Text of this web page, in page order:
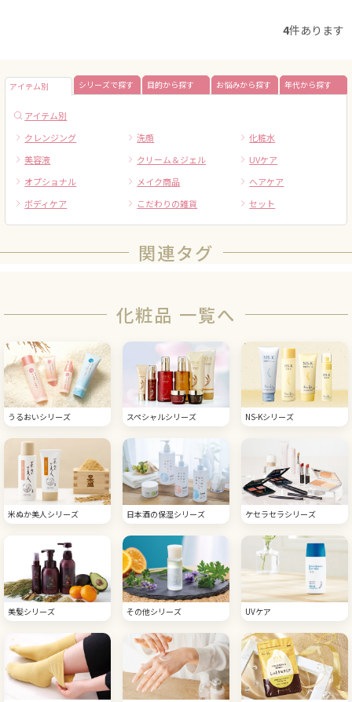
4件あります
アイテム別 シリーズで探す 目的から探す お悩みから探す 年代から探す
アイテム別
クレンジング
洗顔
化粧水
美容液
クリーム＆ジェル
UVケア
オプショナル
メイク商品
ヘアケア
ボディケア
こだわりの雑貨 セット
関連タグ
化粧品 一覧へ
うるおいシリーズ スペシャルシリーズ NS-Kシリーズ
米ぬか美人シリーズ 日本酒の保湿シリーズ ケセラセラシリーズ
美髪シリーズ その他シリーズ UVケア